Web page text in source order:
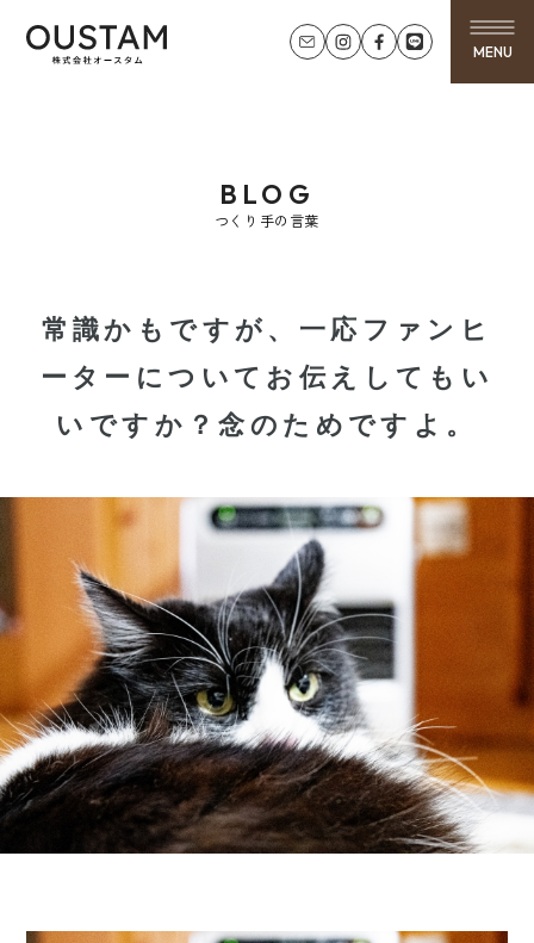
MENU
BLOG
つくり手の言葉
常識かもですが、一応ファンヒ
ーターについてお伝えしてもい
いですか？念のためですよ。